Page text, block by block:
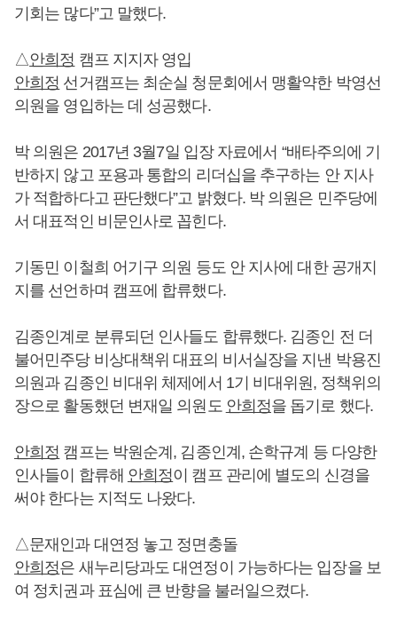
기회는 많다”고 말했다.
△안희정 캠프 지지자 영입
안희정 선거캠프는 최순실 청문회에서 맹활약한 박영선
의원을 영입하는 데 성공했다.
박 의원은 2017년 3월7일 입장 자료에서 “배타주의에 기
반하지 않고 포용과 통합의 리더십을 추구하는 안 지사
가 적합하다고 판단했다”고 밝혔다. 박 의원은 민주당에
서 대표적인 비문인사로 꼽힌다.
기동민 이철희 어기구 의원 등도 안 지사에 대한 공개지
지를 선언하며 캠프에 합류했다.
김종인계로 분류되던 인사들도 합류했다. 김종인 전 더
불어민주당 비상대책위 대표의 비서실장을 지낸 박용진
의원과 김종인 비대위 체제에서 1기 비대위원, 정책위의
장으로 활동했던 변재일 의원도 안희정을 돕기로 했다.
안희정 캠프는 박원순계, 김종인계, 손학규계 등 다양한
인사들이 합류해 안희정이 캠프 관리에 별도의 신경을
써야 한다는 지적도 나왔다.
△문재인과 대연정 놓고 정면충돌
안희정은 새누리당과도 대연정이 가능하다는 입장을 보
여 정치권과 표심에 큰 반향을 불러일으켰다.